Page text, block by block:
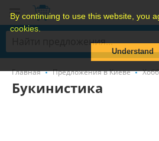
By continuing to use this website, you
cookies.
Understand
Главная Предложения в Киеве
Букинистика